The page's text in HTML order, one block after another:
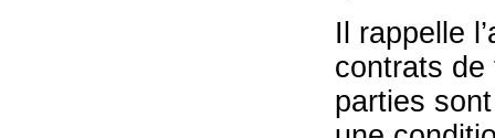
Il rappelle
contrats
parties